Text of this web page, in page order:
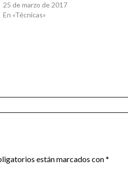
25 de marzo de 2017
En «Técnicas»
están marcados con*